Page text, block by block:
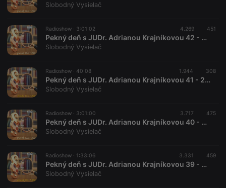
Slobodný Vysielač
Radioshow · 3:01:02 4.269 451
Pekný deň s JUDr. Adrianou Krajníkovou 42 - 2021-11-19
Slobodný Vysielač
Radioshow · 40:08 1.944 308
Pekný deň s JUDr. Adrianou Krajníkovou 41 - 2021-11-17
Slobodný Vysielač
Radioshow · 3:01:00 3.717 475
Pekný deň s JUDr. Adrianou Krajníkovou 40 - 2021-11-12
Slobodný Vysielač
Radioshow · 1:33:06 3.331 459
Pekný deň s JUDr. Adrianou Krajníkovou 39 - 2021-11-09
Slobodný Vysielač